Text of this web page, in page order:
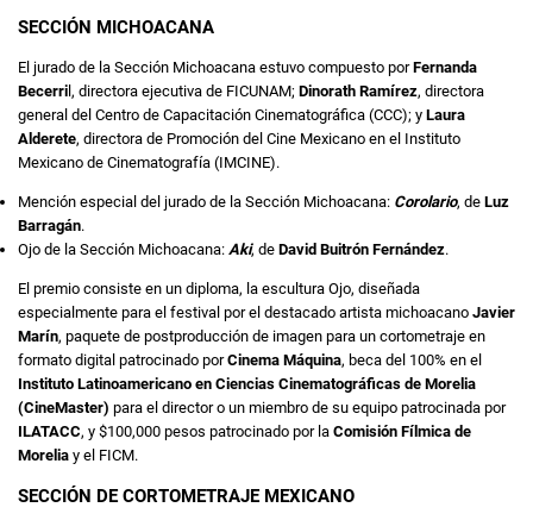
SECCIÓN MICHOACANA
El jurado de la Sección Michoacana estuvo compuesto porFernanda
Becerril, directora ejecutiva de FICUNAM; Dinorath Ramírez, directora
general del Centro de Capacitación Cinematográfica (CCC); y Laura
Alderete, directora de Promoción del Cine Mexicano en el Instituto
Mexicano de Cinematografía (IMCINE).
Mención especial del jurado de la Sección Michoacana: Corolario, de Luz
Barragán.
Ojo de la Sección Michoacana: Aki, de David Buitrón Fernández.
El premio consiste en un diploma, la escultura Ojo, diseñada
especialmente para el festival por el destacado artista michoacano Javier
Marín, paquete de postproducción de imagen para un cortometraje en
formato digital patrocinado porCinema Máquina, beca del 100% en el
Instituto Latinoamericano en Ciencias Cinematográficas de Morelia
(CineMaster) para el director o un miembro de su equipo patrocinada por
ILATACC, y $100,000 pesos patrocinado por la Comisión Fílmica de
Morelia y el FICM.
SECCIÓN DE CORTOMETRAJE MEXICANO